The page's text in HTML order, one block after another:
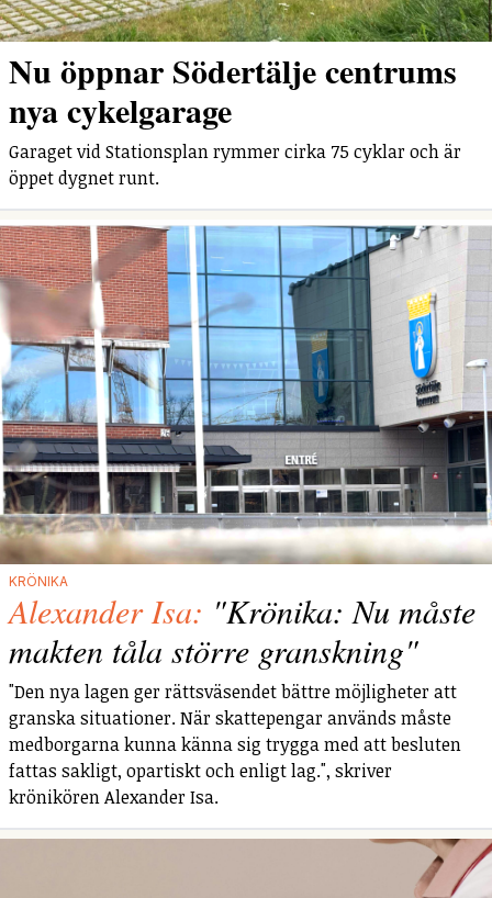
Nu öppnar Södertälje centrums
nya cykelgarage
Garaget vid Stationsplan rymmer cirka 75 cyklar och är
öppet dygnet runt.
KRÖNIKA
Alexander Isa: "Krönika: Nu måste
makten tåla större granskning"
"Den nya lagen ger rättsväsendet bättre möjligheter att
granska situationer. När skattepengar används måste
medborgarna kunna känna sig trygga med att besluten
fattas sakligt, opartiskt och enligt lag.", skriver
krönikören Alexander Isa.